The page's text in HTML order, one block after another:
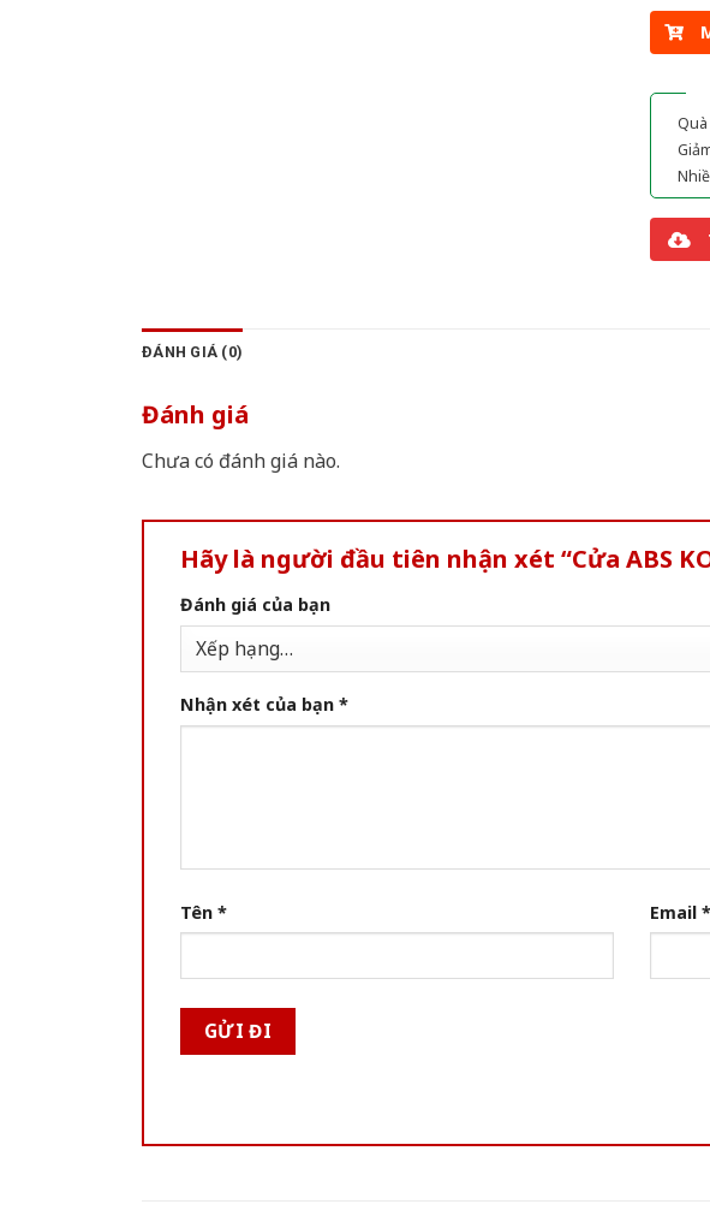
ĐÁNH GIÁ (0)
Đánh giá
Chưa có đánh giá nào.
Hãy là người đầu tiên nhận xét “Cửa ABS
Đánh giá của bạn
Nhận xét của bạn *
Tên * Email *